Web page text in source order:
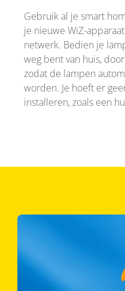
Gebruik al je smart
je nieuwe WiZ-
netwerk. Bedien je
weg bent van huis,
zodat de lampen
worden. Je hoeft er
installeren, zoals een